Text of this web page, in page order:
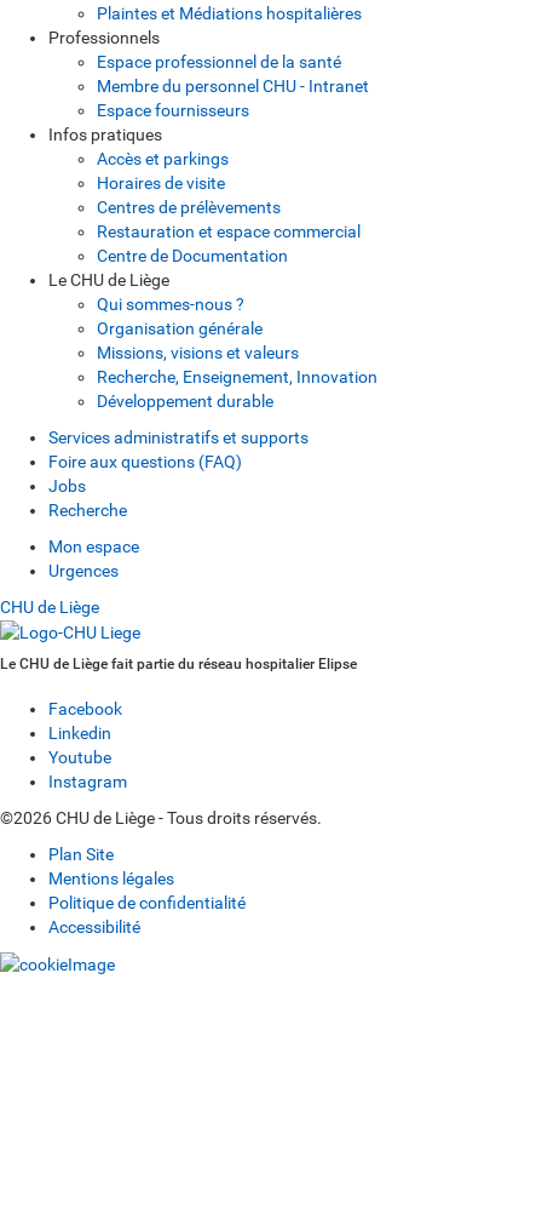
Plaintes et Médiations hospitalières
Professionnels
Espace professionnel de la santé
Membre du personnel CHU - Intranet
Espace fournisseurs
Infos pratiques
Accès et parkings
Horaires de visite
Centres de prélèvements
Restauration et espace commercial
Centre de Documentation
Le CHU de Liège
Qui sommes-nous ?
Organisation générale
Missions, visions et valeurs
Recherche, Enseignement, Innovation
Développement durable
Services administratifs et supports
Foire aux questions (FAQ)
Jobs
Recherche
Mon espace
Urgences
CHU de Liège
Le CHU de Liège fait partie du réseau hospitalier Elipse
Facebook
Linkedin
Youtube
Instagram
©2026 CHU de Liège - Tous droits réservés.
Plan Site
Mentions légales
Politique de confidentialité
Accessibilité